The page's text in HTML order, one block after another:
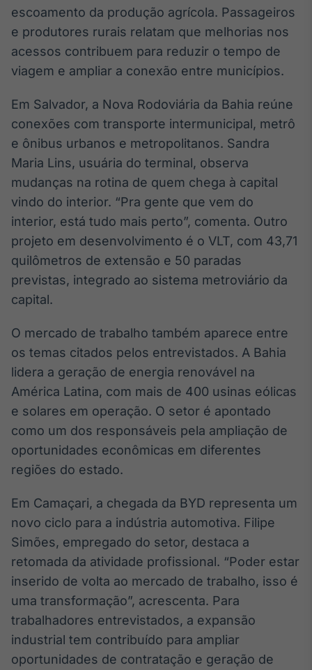
escoamento da produção agrícola. Passageiros
e produtores rurais relatam que melhorias nos
acessos contribuem para reduzir o tempo de
viagem e ampliar a conexão entre municípios.
Em Salvador, a Nova Rodoviária da Bahia reúne
conexões com transporte intermunicipal, metrô
e ônibus urbanos e metropolitanos. Sandra
Maria Lins, usuária do terminal, observa
mudanças na rotina de quem chega à capital
vindo do interior. “Pra gente que vem do
interior, está tudo mais perto”, comenta. Outro
projeto em desenvolvimento é o VLT, com 43,71
quilômetros de extensão e 50 paradas
previstas, integrado ao sistema metroviário da
capital.
O mercado de trabalho também aparece entre
os temas citados pelos entrevistados. A Bahia
lidera a geração de energia renovável na
América Latina, com mais de 400 usinas eólicas
e solares em operação. O setor é apontado
como um dos responsáveis pela ampliação de
oportunidades econômicas em diferentes
regiões do estado.
Em Camaçari, a chegada da BYD representa um
novo ciclo para a indústria automotiva. Filipe
Simões, empregado do setor, destaca a
retomada da atividade profissional. “Poder estar
inserido de volta ao mercado de trabalho, isso é
uma transformação”, acrescenta. Para
trabalhadores entrevistados, a expansão
industrial tem contribuído para ampliar
oportunidades de contratação e geração de